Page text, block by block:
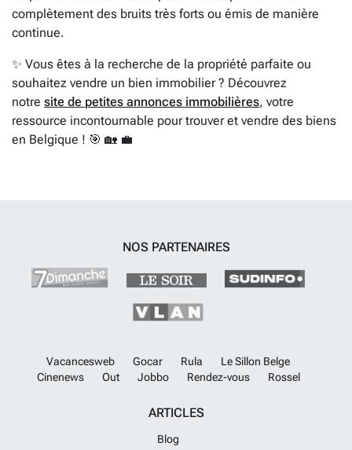
complètement des bruits très forts ou émis de manière
continue.
✨ Vous êtes à la recherche de la propriété parfaite ou
souhaitez vendre un bien immobilier ? Découvrez
notre site de petites annonces immobilières, votre
ressource incontournable pour trouver et vendre des biens
en Belgique ! 🎯 🏡 💼
NOS PARTENAIRES
Vacancesweb Gocar Rula
Le Sillon Belge
Cinenews
Out Jobbo Rendez-vous Rossel
ARTICLES
Blog